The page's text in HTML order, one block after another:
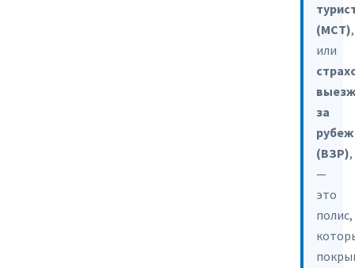
(МСТ),
или
за
рубеж
(ВЗР),
—
это
полис,